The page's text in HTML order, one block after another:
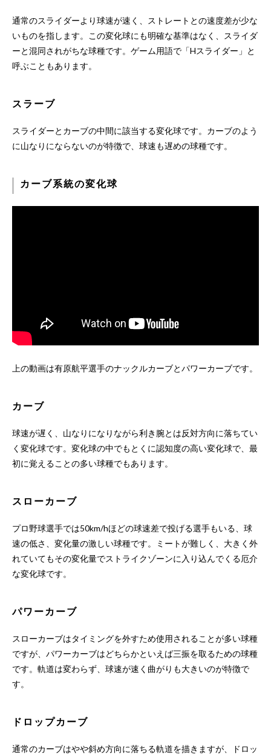
通常のスライダーより球速が速く、ストレートとの速度差が少な
いものを指します。この変化球にも明確な基準はなく、スライダ
ーと混同されがちな球種です。ゲーム用語で「Hスライダー」と
呼ぶこともあります。
スラーブ
スライダーとカーブの中間に該当する変化球です。カーブのよう
に山なりにならないのが特徴で、球速も遅めの球種です。
カーブ系統の変化球
上の動画は有原航平選手のナックルカーブとパワーカーブです。
カーブ
球速が遅く、山なりになりながら利き腕とは反対方向に落ちてい
く変化球です。変化球の中でもとくに認知度の高い変化球で、最
初に覚えることの多い球種でもあります。
スローカーブ
プロ野球選手では50km/hほどの球速差で投げる選手もいる、球
速の低さ、変化量の激しい球種です。ミートが難しく、大きく外
れていてもその変化量でストライクゾーンに入り込んでくる厄介
な変化球です。
パワーカーブ
スローカーブはタイミングを外すため使用されることが多い球種
ですが、パワーカーブはどちらかといえば三振を取るための球種
です。軌道は変わらず、球速が速く曲がりも大きいのが特徴で
す。
ドロップカーブ
通常のカーブはやや斜め方向に落ちる軌道を描きますが、ドロッ